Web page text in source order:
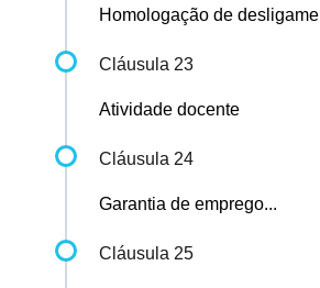
Homologação de
Cláusula 23
Atividade docente
Cláusula 24
Garantia de emprego...
Cláusula 25